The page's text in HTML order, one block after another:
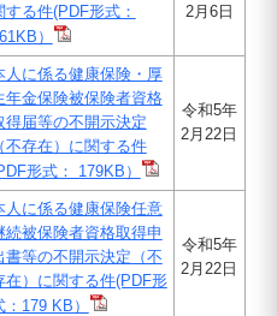
する件(PDF形式：
）
2月6日
人に係る健康保険・厚
年金保険被保険者資格
得届等の不開示決定
（不存在）に関する件
形式： 179KB）
令和5年
2月22日
人に係る健康保険任意
続被保険者資格取得申
書等の不開示決定（不
在）に関する件(PDF形
：179 KB）
令和5年
2月22日